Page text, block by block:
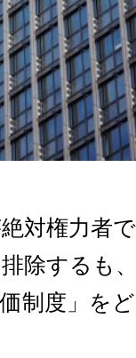
対権力者
除するも
制度」を